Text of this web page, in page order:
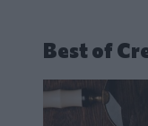
Best of